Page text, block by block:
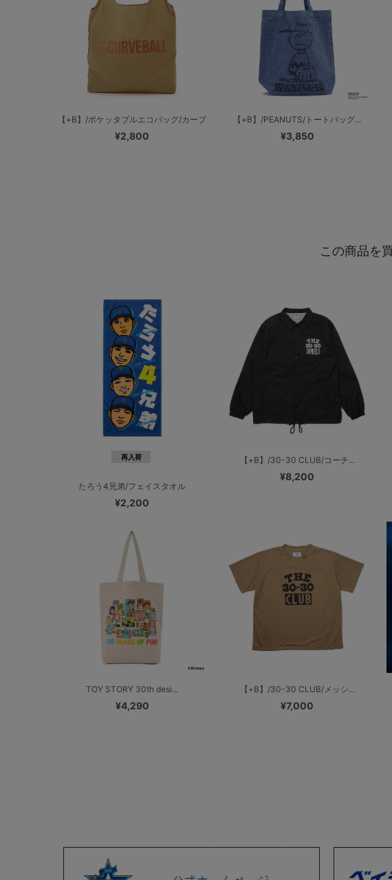
【+B】/ポケッタブルエコバッグ/カーブ
¥2,800
【+B】/PEANUTS/トートバッグ...
¥3,850
この商品を
再入荷
たろう4兄弟/フェイスタオル
¥2,200
【+B】/30-30 CLUB/コーチ...
¥8,200
TOY STORY 30th desi...
¥4,290
【+B】/30-30 CLUB/メッシ...
¥7,000